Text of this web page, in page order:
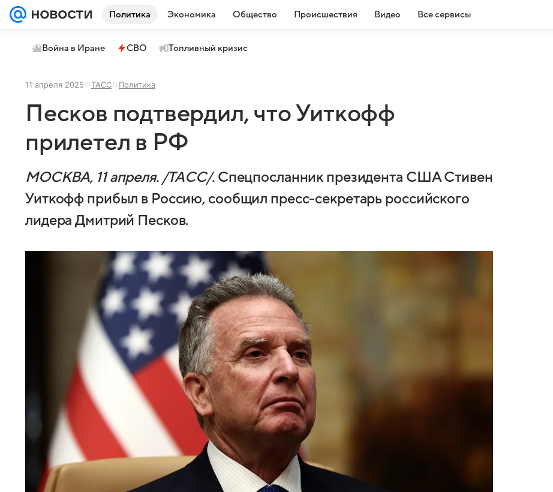
Политика Экономика Общество Происшествия Видео Все сервисы
Война в Иране СВО Топливный кризис
11 апреля 2025 ТАСС Политика
Песков подтвердил, что Уиткофф
прилетел в РФ
МОСКВА, 11 апреля. /ТАСС/.Спецпосланник президента США Стивен
Уиткофф прибыл в Россию, сообщил пресс-секретарь российского
лидера Дмитрий Песков.